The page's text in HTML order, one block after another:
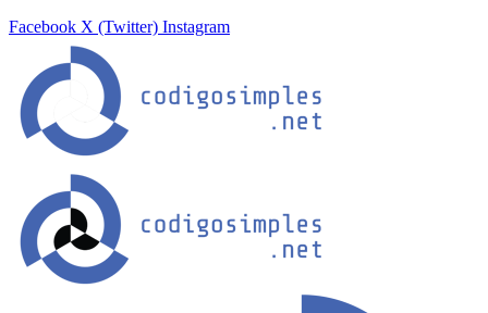
Facebook X (Twitter) Instagram